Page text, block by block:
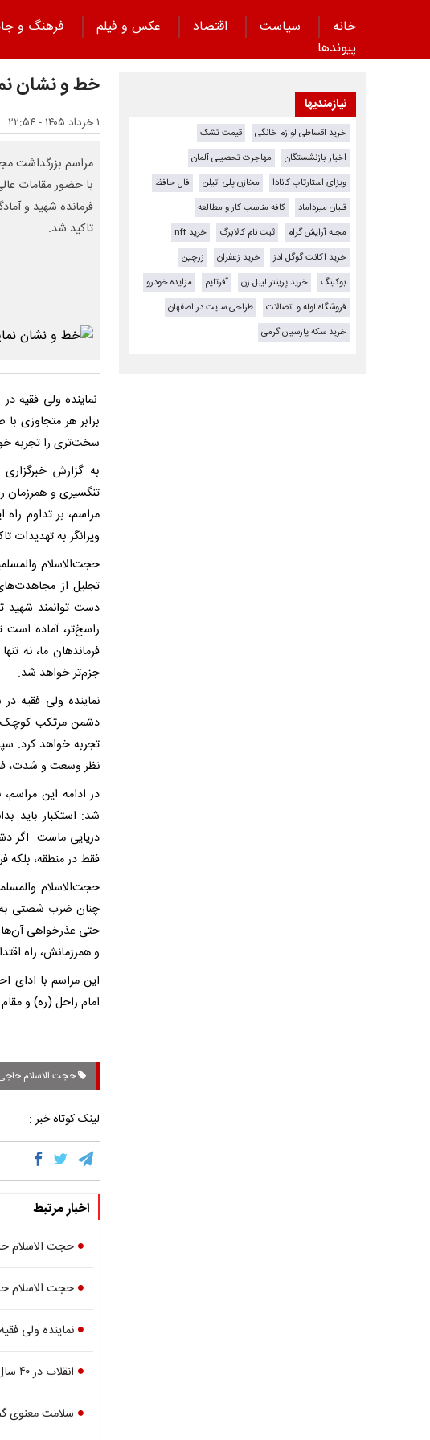
خانه سیاست اقتصاد عکس و فیلم فرهنگ و
پیوند‌ها
خط و نشان
۱ خرداد ۱۴۰۵ - ۲۲:۵۴
مراسم بزرگداشت
با حضور مقامات
فرمانده شهید و
تاکید شد.
نماینده ولی فقیه
برابر هر متجاوزی
سخت‌تری را تجربه
به گزارش
تنگسیری و همرزمان
مراسم، بر تداوم
ویرانگر به تهدیدات
حجت‌الاسلام
تجلیل از
دست توانمند شهید
راسخ‌تر، آماده است
فرماندهان ما، نه
جزم‌تر خواهد شد.
نماینده ولی فقیه
دشمن مرتکب
تجربه خواهد کرد.
نظر وسعت و شدت،
در ادامه این
شد: استکبار باید
دریایی ماست. اگر
فقط در منطقه، بلکه
حجت‌الاسلام
حتی عذرخواهی آن‌ها
و همرزمانش، راه
این مراسم با ادای
امام راحل (ره) و
حجت الاسلام
لینک کوتاه خبر :
اخبار مرتبط
حجت الاسلام
حجت الاسلام
نماینده ولی
انقلاب در ۴۰ سال گذشته هیچ‌گاه متوقف نشده است
سلامت معنوی
نیازمندیها
خرید اقساطی لوازم خانگی
قیمت تشک
اخبار بازنشستگان
مهاجرت تحصیلی آلمان
ویزای استارتاپ کانادا
مخازن پلی اتیلن
فال حافظ
قلیان میرداماد
کافه مناسب کار و مطالعه
مجله آرایش گرام
ثبت نام کالابرگ
خرید nft
خرید اکانت گوگل ادز
خرید زعفران
زرچین
بوکینگ
خرید پرینتر لیبل زن آفرتایم
مزایده خودرو
فروشگاه لوله و اتصالات
طراحی سایت در اصفهان
خرید سکه پارسیان گرمی